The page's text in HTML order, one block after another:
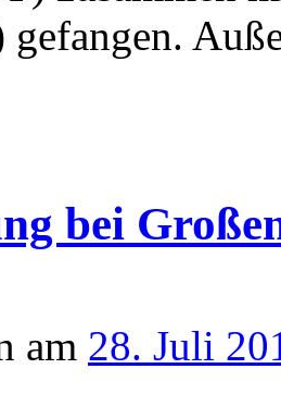
gefangen.
bei
am 28. Juli